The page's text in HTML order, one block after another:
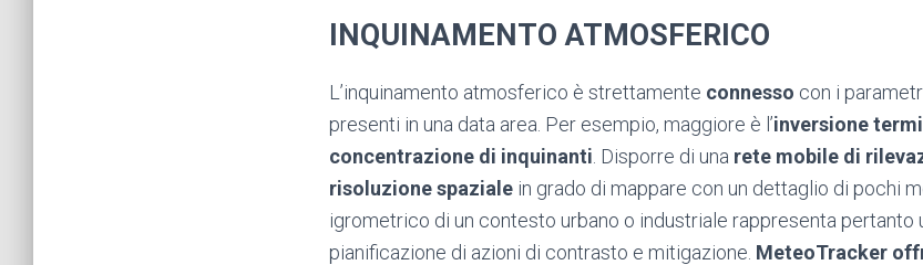
INQUINAMENTO ATMOSFERICO
L’inquinamento atmosferico è strettamente connesso con i
presenti in una data area. Per esempio, maggiore è l’inversione
concentrazione di inquinanti . Disporre di una rete mobile di
risoluzione spaziale in grado di mappare con un dettaglio di pochi
igrometrico di un contesto urbano o industriale rappresenta pertanto
pianificazione di azioni di contrasto e mitigazione. MeteoTracker